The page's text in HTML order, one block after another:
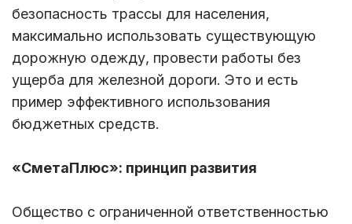
безопасность трассы для населения,
максимально использовать существующую
дорожную одежду, провести работы без
ущерба для железной дороги. Это и есть
пример эффективного использования
бюджетных средств.
«СметаПлюс»: принцип развития
Общество с ограниченной ответственностью